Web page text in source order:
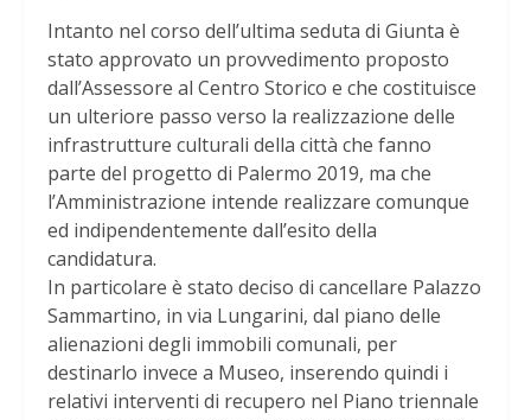
Intanto nel corso dell’ultima seduta di Giunta è
stato approvato un provvedimento proposto
dall’Assessore al Centro Storico e che costituisce
un ulteriore passo verso la realizzazione delle
infrastrutture culturali della città che fanno
parte del progetto di Palermo 2019, ma che
l’Amministrazione intende realizzare comunque
ed indipendentemente dall’esito della
candidatura.
In particolare è stato deciso di cancellare Palazzo
Sammartino, in via Lungarini, dal piano delle
alienazioni degli immobili comunali, per
destinarlo invece a Museo, inserendo quindi i
relativi interventi di recupero nel Piano triennale